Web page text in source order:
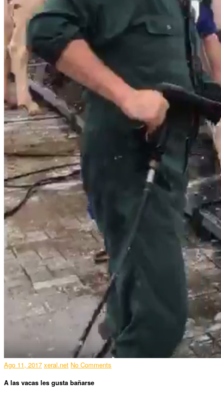
Ago 11, 2017 xeral.net No Comments
A las vacas les gusta bañarse